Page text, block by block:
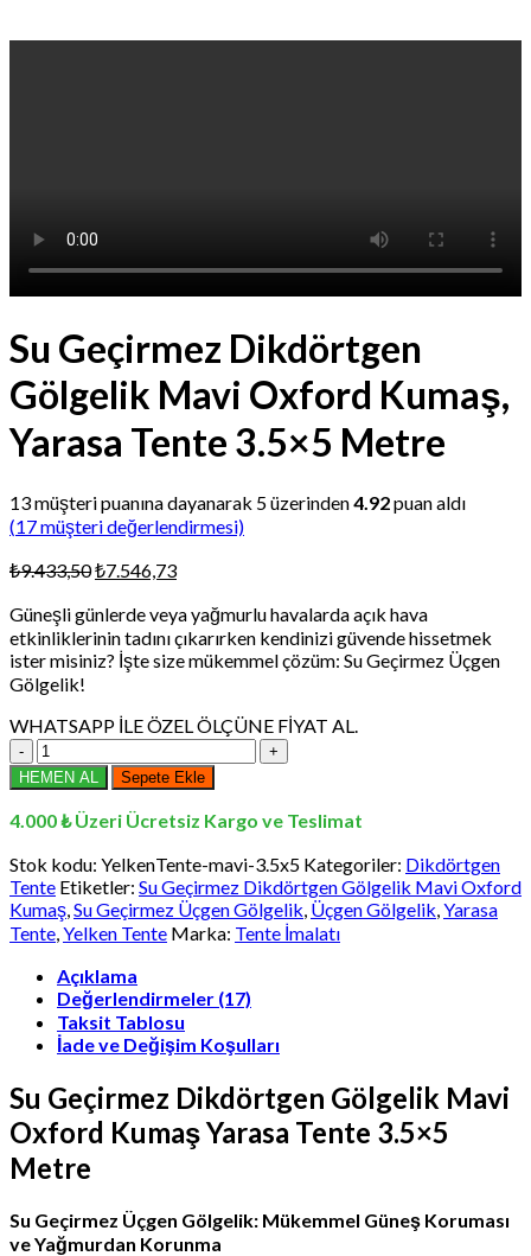
Su Geçirmez Dikdörtgen
Gölgelik Mavi Oxford Kumaş,
Yarasa Tente 3.5×5 Metre
13müşteri puanına dayanarak 5 üzerinden4.92puan aldı
(17müşteri değerlendirmesi)
₺9.433,50Orijinal
₺9.433,50.
₺7.546,73Şu
fiyat:
₺7.546,73.
Güneşli günlerde veya yağmurlu havalarda açık hava
etkinliklerinin tadını çıkarırken kendinizi güvende hissetmek
ister misiniz? İşte size mükemmel çözüm: Su Geçirmez Üçgen
Gölgelik!
WHATSAPP İLE ÖZEL ÖLÇÜNE FİYAT AL.
Su
Geçirmez
Dikdörtgen
Gölgelik
Oxford
Kumaş,
Yarasa
Tente
Metre
adet
HEMEN AL Sepete Ekle
4.000 ₺ Üzeri Ücretsiz Kargo ve Teslimat
Stok kodu: YelkenTente-mavi-3.5x5 Kategoriler: Dikdörtgen
Tente Etiketler: Su Geçirmez Dikdörtgen Gölgelik Mavi Oxford
Kumaş,Su Geçirmez Üçgen Gölgelik, Üçgen Gölgelik,Yarasa
Tente,Yelken Tente Marka: Tente İmalatı
Açıklama
Değerlendirmeler (17)
Taksit Tablosu
İade ve Değişim Koşulları
Su Geçirmez Dikdörtgen Gölgelik Mavi
Oxford Kumaş Yarasa Tente 3.5×5
Metre
Su Geçirmez Üçgen Gölgelik: Mükemmel Güneş Koruması
ve Yağmurdan Korunma